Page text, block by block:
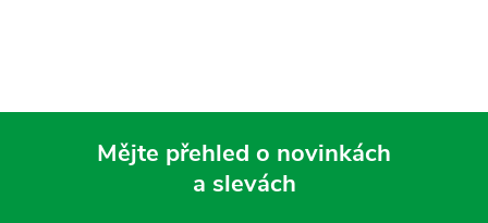
Mějte přehled o novinkách
a slevách